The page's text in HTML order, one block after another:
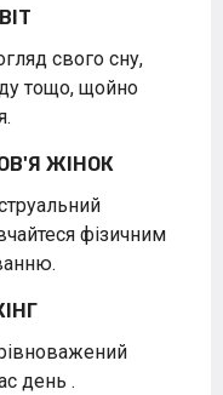
свого сну,
тощо, щойно
ЖІНОК
фізичним
день .